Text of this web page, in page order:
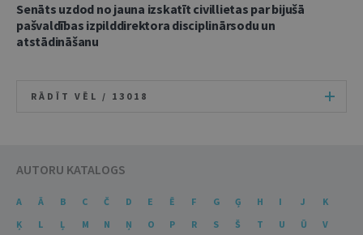
Senāts uzdod no jauna izskatīt civillietas par bijušā
pašvaldības izpilddirektora disciplinārsodu un
atstādināšanu
RĀDĪT VĒL / 13018
AUTORU KATALOGS
A Ā B C Č D E Ē F G Ģ H I J
K
Ķ
L Ļ M N Ņ O P R S Š T U Ū
V